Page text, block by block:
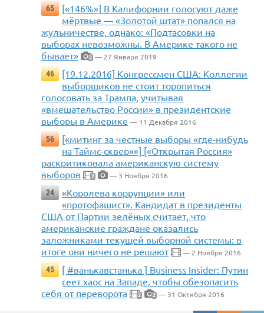
65
[«146%»] В Калифорнии голосуют даже
мёртвые — «Золотой штат» попался на
жульничестве, однако: «Подтасовки на
выборах невозможны. В Америке такого не
бывает»
2 — 27 Января 2019
46
[19.12.2016] Конгрессмен США: Коллегии
выборщиков не стоит торопиться
голосовать за Трампа, учитывая
«вмешательство России» в президентские
выборы в Америке — 11 Декабря 2016
56
[«митинг за честные выборы «где-нибудь
на Таймс-сквер»»] [«Открытая Россия»
раскритиковала американскую систему
выборов
2
— 3 Ноября 2016
24
«Королева коррупции» или
«протофашист». Кандидат в президенты
США от Партии зелёных считает, что
американские граждане оказались
заложниками текущей выборной системы: в
итоге они ничего не решают
— 2 Ноября 2016
45
[ #ванькавстанька ] Business Insider: Путин
сеет хаос на Западе, чтобы обезопасить
себя от переворота
2 2 — 31 Октября 2016